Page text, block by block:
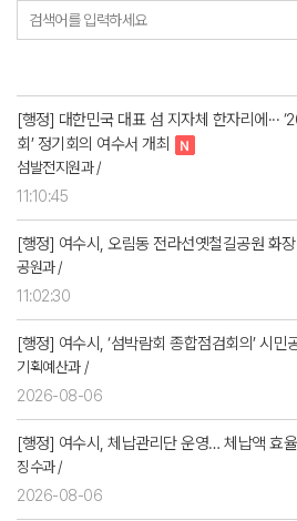
검색어를 입력하세요
[행정] 대한민국 대표 섬 지자체 한자리에···
회’ 정기회의 여수서 개최
섬발전지원과 /
11:10:45
[행정] 여수시, 오림동 전라선옛철길공원 화
공원과 /
11:02:30
[행정] 여수시, ‘섬박람회 종합점검회의’ 시민
기획예산과 /
2026-08-06
[행정] 여수시, 체납관리단 운영… 체납액 효
징수과 /
2026-08-06